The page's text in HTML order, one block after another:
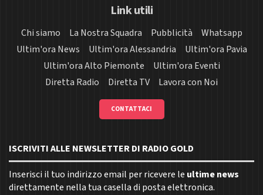
Link utili
Chi siamo La Nostra Squadra Pubblicità
Whatsapp
Ultim'ora News
Ultim'ora Alessandria
Ultim'ora Pavia
Ultim'ora Alto Piemonte
Ultim'ora Eventi
Diretta Radio
Diretta TV Lavora con Noi
CONTATTACI
ISCRIVITI ALLE NEWSLETTER DI RADIO GOLD
Inserisci il tuo indirizzo email per ricevere le ultime news
direttamente nella tua casella di posta elettronica.